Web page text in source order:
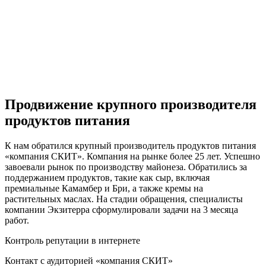
Продвижение крупного производителя
продуктов питания
К нам обратился крупный производитель продуктов питания
«компания СКИТ». Компания на рынке более 25 лет. Успешно
завоевали рынок по производству майонеза. Обратились за
поддержанием продуктов, такие как сыр, включая
премиальные Камамбер и Бри, а также кремы на
растительных маслах. На стадии обращения, специалисты
компании Экзитерра сформулировали задачи на 3 месяца
работ.
Контроль репутации в интернете
Контакт с аудиторией «компания СКИТ»